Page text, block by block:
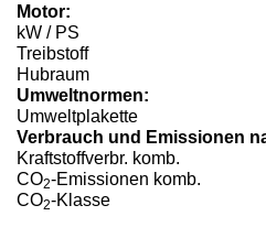
Motor:
kW / PS
Treibstoff
Hubraum
Umweltnormen:
Umweltplakette
Verbrauch und Emissionen
Kraftstoffverbr. komb.
CO2-Emissionen komb.
CO2-Klasse